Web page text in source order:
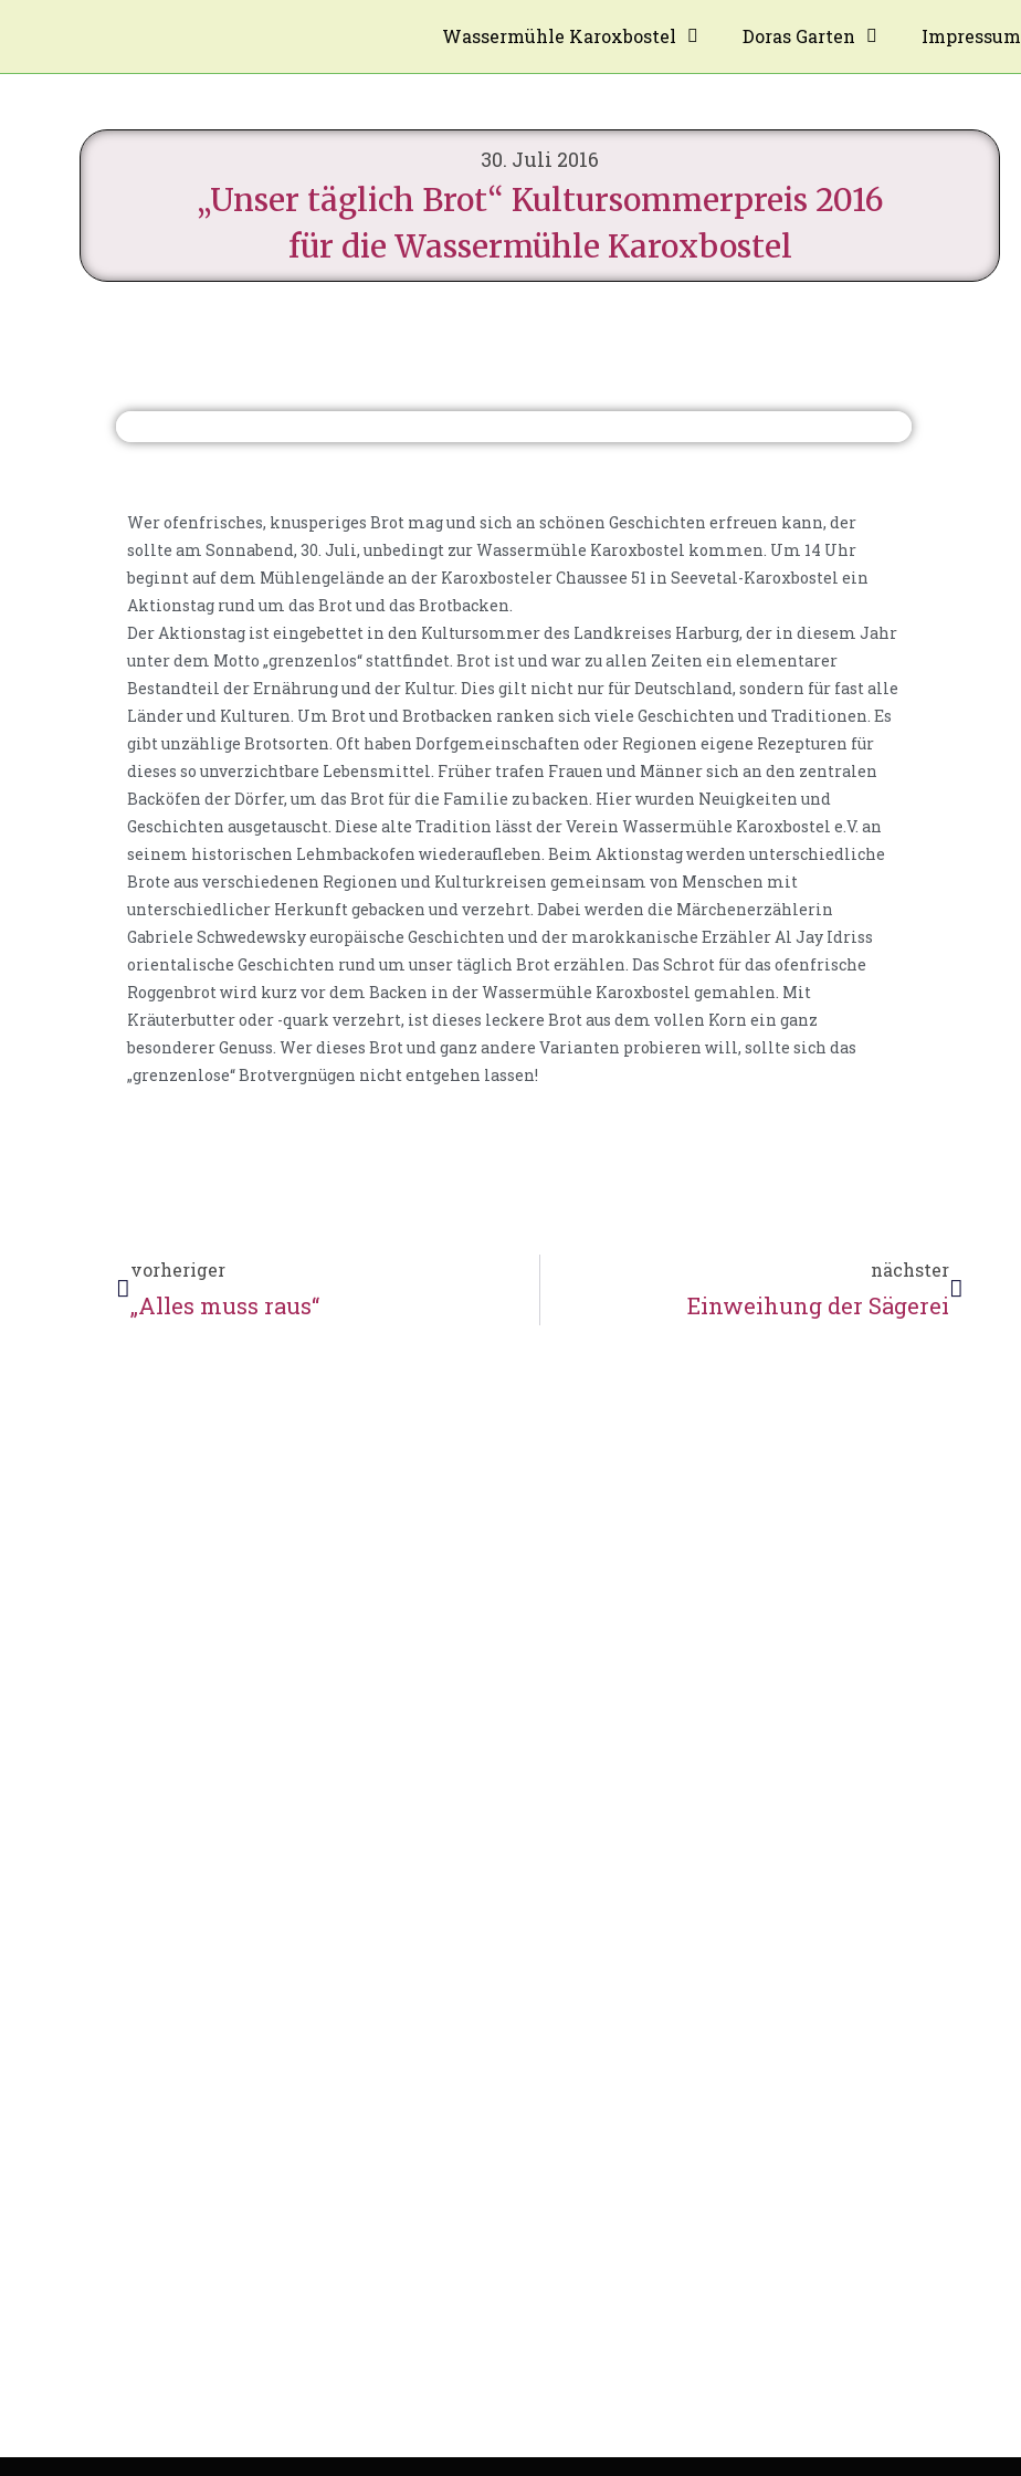
Wassermühle Karoxbostel Doras Garten Impressum
30. Juli 2016
„Unser täglich Brot“ Kultursommerpreis 2016
für die Wassermühle Karoxbostel
Wer ofenfrisches, knusperiges Brot mag und sich an schönen Geschichten erfreuen kann, der
sollte am Sonnabend, 30. Juli, unbedingt zur Wassermühle Karoxbostel kommen. Um 14 Uhr
beginnt auf dem Mühlengelände an der Karoxbosteler Chaussee 51 in Seevetal-Karoxbostel ein
Aktionstag rund um das Brot und das Brotbacken.
Der Aktionstag ist eingebettet in den Kultursommer des Landkreises Harburg, der in diesem Jahr
unter dem Motto „grenzenlos“ stattfindet. Brot ist und war zu allen Zeiten ein elementarer
Bestandteil der Ernährung und der Kultur. Dies gilt nicht nur für Deutschland, sondern für fast alle
Länder und Kulturen. Um Brot und Brotbacken ranken sich viele Geschichten und Traditionen. Es
gibt unzählige Brotsorten. Oft haben Dorfgemeinschaften oder Regionen eigene Rezepturen für
dieses so unverzichtbare Lebensmittel. Früher trafen Frauen und Männer sich an den zentralen
Backöfen der Dörfer, um das Brot für die Familie zu backen. Hier wurden Neuigkeiten und
Geschichten ausgetauscht. Diese alte Tradition lässt der Verein Wassermühle Karoxbostel e.V. an
seinem historischen Lehmbackofen wiederaufleben. Beim Aktionstag werden unterschiedliche
Brote aus verschiedenen Regionen und Kulturkreisen gemeinsam von Menschen mit
unterschiedlicher Herkunft gebacken und verzehrt. Dabei werden die Märchenerzählerin
Gabriele Schwedewsky europäische Geschichten und der marokkanische Erzähler Al Jay Idriss
orientalische Geschichten rund um unser täglich Brot erzählen. Das Schrot für das ofenfrische
Roggenbrot wird kurz vor dem Backen in der Wassermühle Karoxbostel gemahlen. Mit
Kräuterbutter oder -quark verzehrt, ist dieses leckere Brot aus dem vollen Korn ein ganz
besonderer Genuss. Wer dieses Brot und ganz andere Varianten probieren will, sollte sich das
„grenzenlose“ Brotvergnügen nicht entgehen lassen!
vorheriger
„Alles muss raus“
nächster
Einweihung der Sägerei